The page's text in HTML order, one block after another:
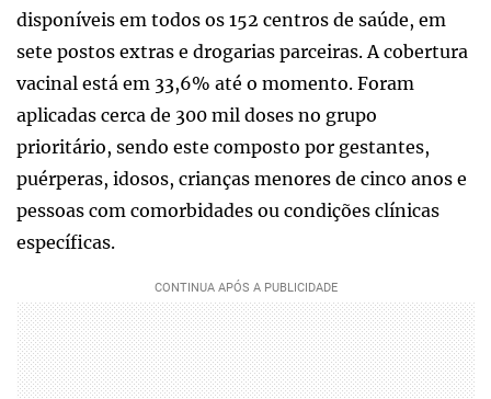
disponíveis em todos os 152 centros de saúde, em
sete postos extras e drogarias parceiras. A cobertura
vacinal está em 33,6% até o momento. Foram
aplicadas cerca de 300 mil doses no grupo
prioritário, sendo este composto por gestantes,
puérperas, idosos, crianças menores de cinco anos e
pessoas com comorbidades ou condições clínicas
específicas.